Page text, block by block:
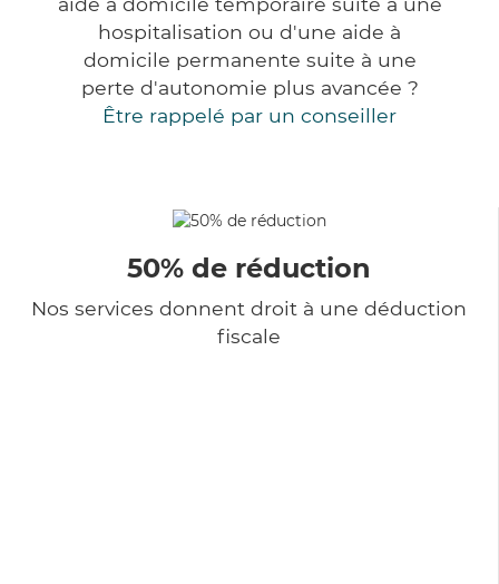
hospitalisation ou d'une aide à
domicile permanente suite à une
perte d'autonomie plus avancée ?
Être rappelé par un conseiller
50% de réduction
Nos services donnent droit à une déduction
fiscale